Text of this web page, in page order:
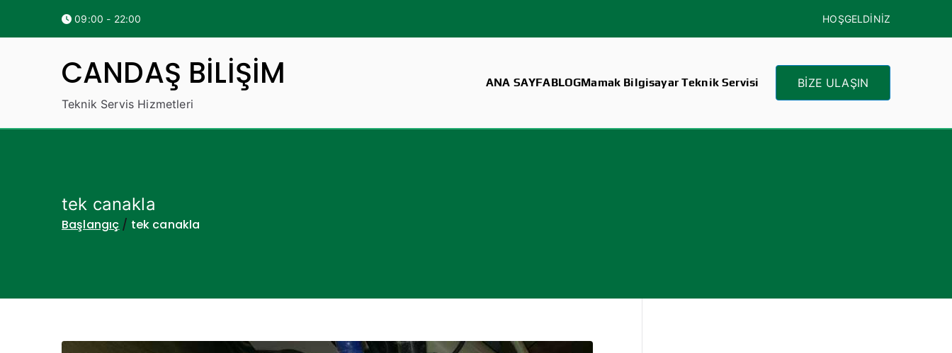
09:00 - 22:00 HOŞGELDİNİZ
CANDAŞ BİLİŞİM
Teknik Servis Hizmetleri
ANA SAYFABLOGMamak Bilgisayar Teknik Servisi BİZE ULAŞIN
tek canakla
Başlangıç tek canakla